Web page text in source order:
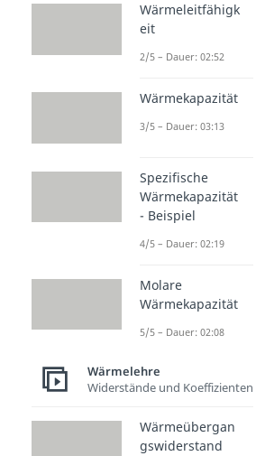
nt
Dass die
dieselben
Umgebungsluft
Dieser
oder schlecht
die Temperatur
annimmt. Da
Wärmeleitfähigk
eit
2/5 – Dauer: 02:52
Wärmekapazität
3/5 – Dauer: 03:13
Spezifische
Wärmekapazität
- Beispiel
4/5 – Dauer: 02:19
Molare
Wärmekapazität
5/5 – Dauer: 02:08
Wärmelehre
Widerstände und Koeffizienten
Wärmeübergan
gswiderstand